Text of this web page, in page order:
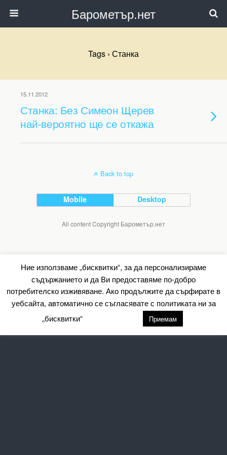
Барометър.нет
Tags › Станка
15.11.2012
Станка: Без Симеон Щерев
най-вероятно ще се откажа
Back to top
Mobile Desktop
All content Copyright Барометър.нет
Ние използваме „бисквитки“, за да персонализираме
съдържанието и да Ви предоставяме по-добро
потребителско изживяване. Ако продължите да сърфирате в
уебсайта, автоматично се съгласявате с политиката ни за
„бисквитки“
Приемам